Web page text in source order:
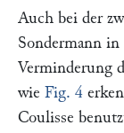
Auch bei der
Sondermann in
Verminderung
wie Fig. 4
Coulisse